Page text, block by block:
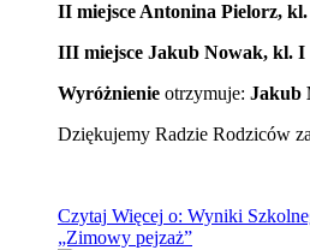
II miejsce Antonina Pielorz,
III miejsce Jakub Nowak, kl. I
Wyróżnienie otrzymuje: Jakub
Dziękujemy Radzie Rodziców
Czytaj Więcej o: Wyniki
„Zimowy pejzaż”